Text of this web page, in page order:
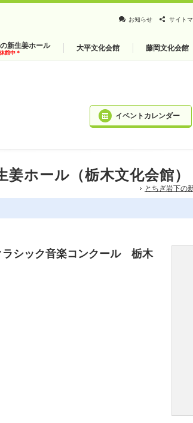
新生姜ホール
館中＊ 大平文化会館 藤岡文化会館
お知らせ サイト
イベントカレンダー
姜ホール（栃木文化会館）
とちぎ岩下の
シック音楽コンクール 栃木